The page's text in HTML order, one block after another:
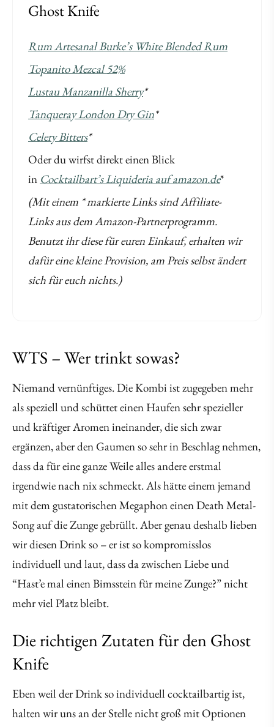
Ghost Knife
Rum Artesanal Burke’s White Blended Rum
Topanito Mezcal 52%
Lustau Manzanilla Sherry*
Tanqueray London Dry Gin*
Celery Bitters*
Oder du wirfst direkt einen Blick
in Cocktailbart’s Liquideria auf amazon.de*
(Mit einem * markierte Links sind Affiliate-
Links aus dem Amazon-Partnerprogramm.
Benutzt ihr diese für euren Einkauf, erhalten wir
dafür eine kleine Provision, am Preis selbst ändert
sich für euch nichts.)
WTS – Wer trinkt sowas?
Niemand vernünftiges. Die Kombi ist zugegeben mehr
als speziell und schüttet einen Haufen sehr spezieller
und kräftiger Aromen ineinander, die sich zwar
ergänzen, aber den Gaumen so sehr in Beschlag nehmen,
dass da für eine ganze Weile alles andere erstmal
irgendwie nach nix schmeckt. Als hätte einem jemand
mit dem gustatorischen Megaphon einen Death Metal-
Song auf die Zunge gebrüllt. Aber genau deshalb lieben
wir diesen Drink so – er ist so kompromisslos
individuell und laut, dass da zwischen Liebe und
“Hast’e mal einen Bimsstein für meine Zunge?” nicht
mehr viel Platz bleibt.
Die richtigen Zutaten für den Ghost
Knife
Eben weil der Drink so individuell cocktailbartig ist,
halten wir uns an der Stelle nicht groß mit Optionen